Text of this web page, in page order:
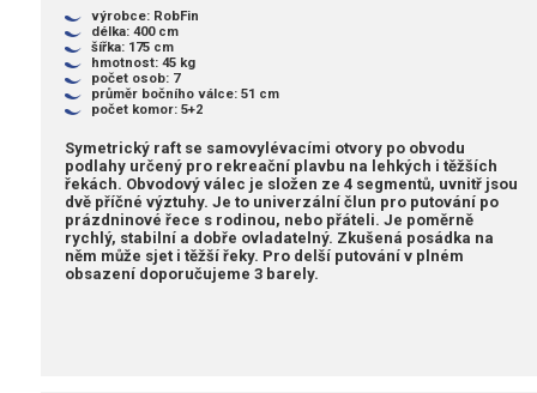
výrobce: RobFin
délka: 400 cm
šířka: 175 cm
hmotnost: 45 kg
počet osob: 7
průměr bočního válce: 51 cm
počet komor: 5+2
Symetrický raft se samovylévacími otvory po obvodu
podlahy určený pro rekreační plavbu na lehkých i těžších
řekách. Obvodový válec je složen ze 4 segmentů, uvnitř jsou
dvě příčné výztuhy. Je to univerzální člun pro putování po
prázdninové řece s rodinou, nebo přáteli. Je poměrně
rychlý, stabilní a dobře ovladatelný. Zkušená posádka na
něm může sjet i těžší řeky. Pro delší putování v plném
obsazení doporučujeme 3 barely.